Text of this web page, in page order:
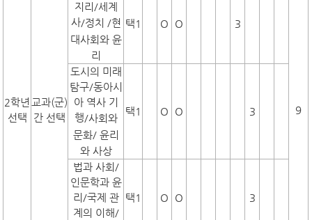
2학년
선택
교과(군)
간 선택
지리/세계
사/정치 /현
대사회와 윤
리
택1 O O 3
9
도시의 미래
탐구/동아시
아 역사 기
행/사회와
문화/ 윤리
와 사상
택1 O O 3
법과 사회/
인문학과 윤
리/국제 관
계의 이해/
택1 O O 3